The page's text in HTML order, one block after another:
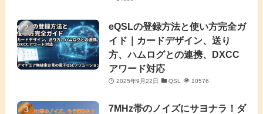
(4)
(2)
(5)
eQSLの登録方法と使い方完全ガ
イド｜カードデザイン、送り
方、ハムログとの連携、DXCC
アワード対応
2025年9月22日 QSL 10576
7MHz帯のノイズにサヨナラ！ダ